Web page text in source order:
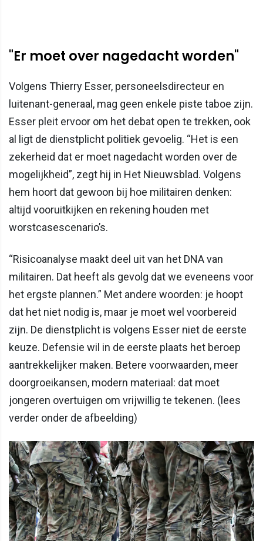
"Er moet over nagedacht worden"
Volgens Thierry Esser, personeelsdirecteur en
luitenant-generaal, mag geen enkele piste taboe zijn.
Esser pleit ervoor om het debat open te trekken, ook
al ligt de dienstplicht politiek gevoelig. “Het is een
zekerheid dat er moet nagedacht worden over de
mogelijkheid”, zegt hij in Het Nieuwsblad. Volgens
hem hoort dat gewoon bij hoe militairen denken:
altijd vooruitkijken en rekening houden met
worstcasescenario’s.
“Risicoanalyse maakt deel uit van het DNA van
militairen. Dat heeft als gevolg dat we eveneens voor
het ergste plannen.” Met andere woorden: je hoopt
dat het niet nodig is, maar je moet wel voorbereid
zijn. De dienstplicht is volgens Esser niet de eerste
keuze. Defensie wil in de eerste plaats het beroep
aantrekkelijker maken. Betere voorwaarden, meer
doorgroeikansen, modern materiaal: dat moet
jongeren overtuigen om vrijwillig te tekenen. (lees
verder onder de afbeelding)